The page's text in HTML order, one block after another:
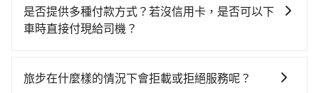
tripool並到府專車接送，則每人平均花費約600元，費
時1小時11分鐘。選擇搭乘高鐵而不預約包車，不僅每人
兩位乘車，也可參考tripool的拼車共乘服務，最多可再
發現仍有上一組乘客遺留的垃圾或者撞凹的車門仍未被
修理，每一次租車都好像在開樂透一樣。另外，偶爾也
車或者要載其他乘客的人來說就有不小的風險。最後，
綜合以上，無論在價格或服務品質上，tripool都是你從
苗栗縣到爭艷館的最佳選擇。
淘汰顧客評分較低的司機，且車輛均要求5年內新車，司
機也絕對不會在車內吸煙，於新冠肺炎期間也絕對全程
車率，也就是提高俗稱「回頭車」的比例。這不僅體現
以依照您行程人數的需求進行選擇。此外，為確保您的
旅途安全無憂，我們的司機都是專業且可靠的職業駕
策，讓您在規劃行程時能更無後顧之憂。無論您是要前
是否提供多種付款方式？若沒信用卡，是否可以下
車時直接付現給司機？
(VISA/MasterCard/JCB)、簽帳卡 (金融信用卡) 和
旅步在什麼樣的情況下會拒載或拒絕服務呢？